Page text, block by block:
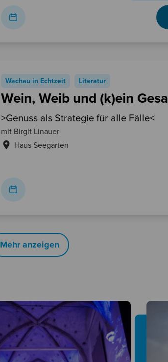
Wachau in Echtzeit Literatur
Wein, Weib und (k)ein
>Genuss als Strategie für alle Fälle<
mit Birgit Linauer
Haus Seegarten
Mehr anzeigen